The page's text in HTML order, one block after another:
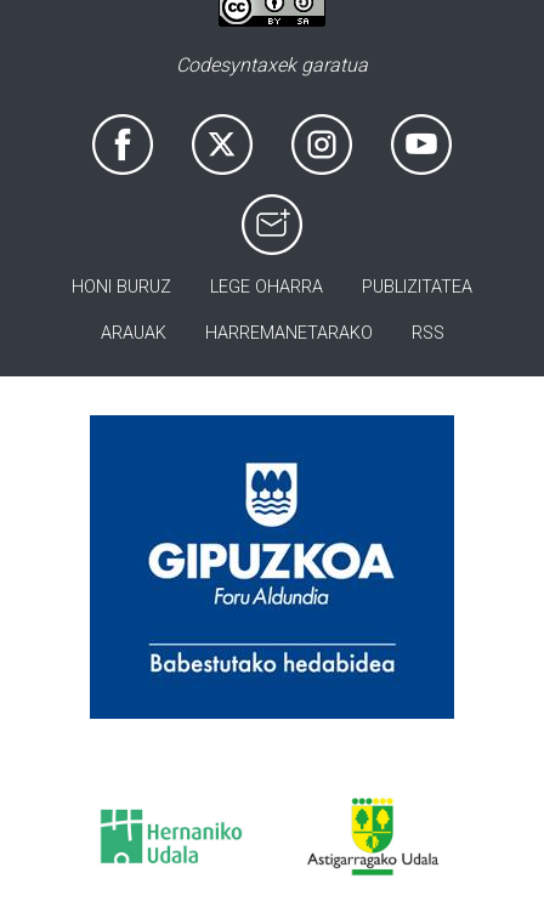
Codesyntaxek garatua
HONI BURUZ LEGE OHARRA PUBLIZITATEA
ARAUAK HARREMANETARAKO RSS